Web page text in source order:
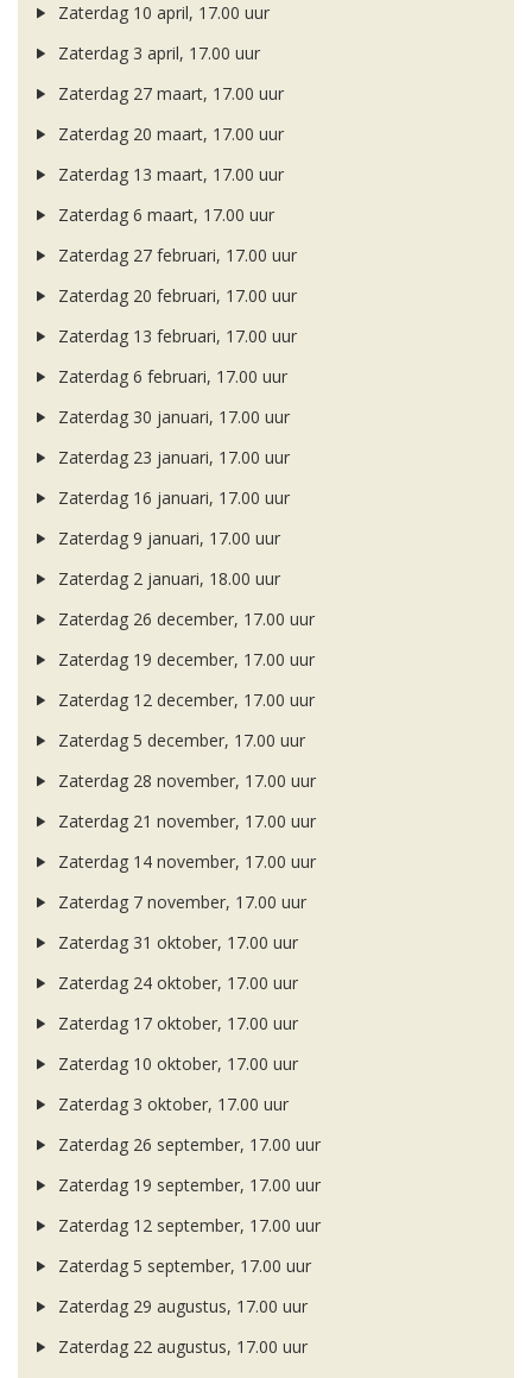
Zaterdag 10 april, 17.00 uur
Zaterdag 3 april, 17.00 uur
Zaterdag 27 maart, 17.00 uur
Zaterdag 20 maart, 17.00 uur
Zaterdag 13 maart, 17.00 uur
Zaterdag 6 maart, 17.00 uur
Zaterdag 27 februari, 17.00 uur
Zaterdag 20 februari, 17.00 uur
Zaterdag 13 februari, 17.00 uur
Zaterdag 6 februari, 17.00 uur
Zaterdag 30 januari, 17.00 uur
Zaterdag 23 januari, 17.00 uur
Zaterdag 16 januari, 17.00 uur
Zaterdag 9 januari, 17.00 uur
Zaterdag 2 januari, 18.00 uur
Zaterdag 26 december, 17.00 uur
Zaterdag 19 december, 17.00 uur
Zaterdag 12 december, 17.00 uur
Zaterdag 5 december, 17.00 uur
Zaterdag 28 november, 17.00 uur
Zaterdag 21 november, 17.00 uur
Zaterdag 14 november, 17.00 uur
Zaterdag 7 november, 17.00 uur
Zaterdag 31 oktober, 17.00 uur
Zaterdag 24 oktober, 17.00 uur
Zaterdag 17 oktober, 17.00 uur
Zaterdag 10 oktober, 17.00 uur
Zaterdag 3 oktober, 17.00 uur
Zaterdag 26 september, 17.00 uur
Zaterdag 19 september, 17.00 uur
Zaterdag 12 september, 17.00 uur
Zaterdag 5 september, 17.00 uur
Zaterdag 29 augustus, 17.00 uur
Zaterdag 22 augustus, 17.00 uur